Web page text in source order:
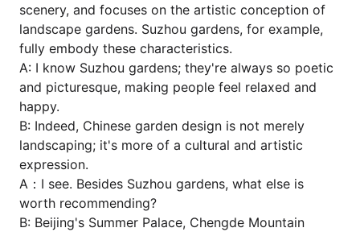
scenery, and focuses on the artistic conception of
landscape gardens. Suzhou gardens, for example,
fully embody these characteristics.
A: I know Suzhou gardens; they're always so poetic
and picturesque, making people feel relaxed and
happy.
B: Indeed, Chinese garden design is not merely
landscaping; it's more of a cultural and artistic
expression.
A：I see. Besides Suzhou gardens, what else is
worth recommending?
B: Beijing's Summer Palace, Chengde Mountain